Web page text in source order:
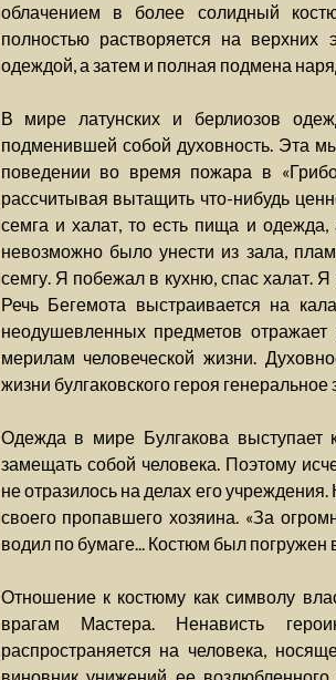
облачением в более солидный
полностью растворяется на
одеждой, а затем и полная подмена
В мире латунских и берлиозов
подменившей собой духовность. Эта
поведении во время пожара в
рассчитывая вытащить что-нибудь
семга и халат, то есть пища и одежда,
невозможно было унести из зала,
семгу. Я побежал в кухню, спас халат. Я
Речь Бегемота выстраивается на
неодушевленных предметов
мерилам человеческой жизни.
жизни булгаковского героя генеральное
Одежда в мире Булгакова выступает
замещать собой человека. Поэтому
не отразилось на делах его
своего пропавшего хозяина. «За
водил по бумаге... Костюм был погружен
Отношение к костюму как символу
врагам Мастера. Ненависть
распространяется на человека,